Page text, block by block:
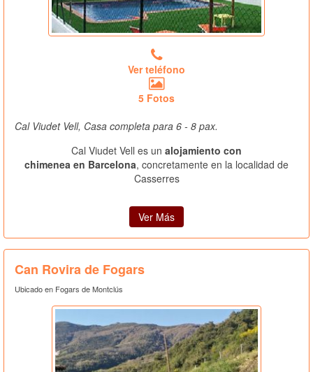
Ver teléfono
5 Fotos
Cal Viudet Vell, Casa completa para 6 - 8 pax.
Cal Viudet Vell es un alojamiento con
chimenea en Barcelona, concretamente en la localidad de
Casserres
Ver Más
Can Rovira de Fogars
Ubicado en Fogars de Montclús